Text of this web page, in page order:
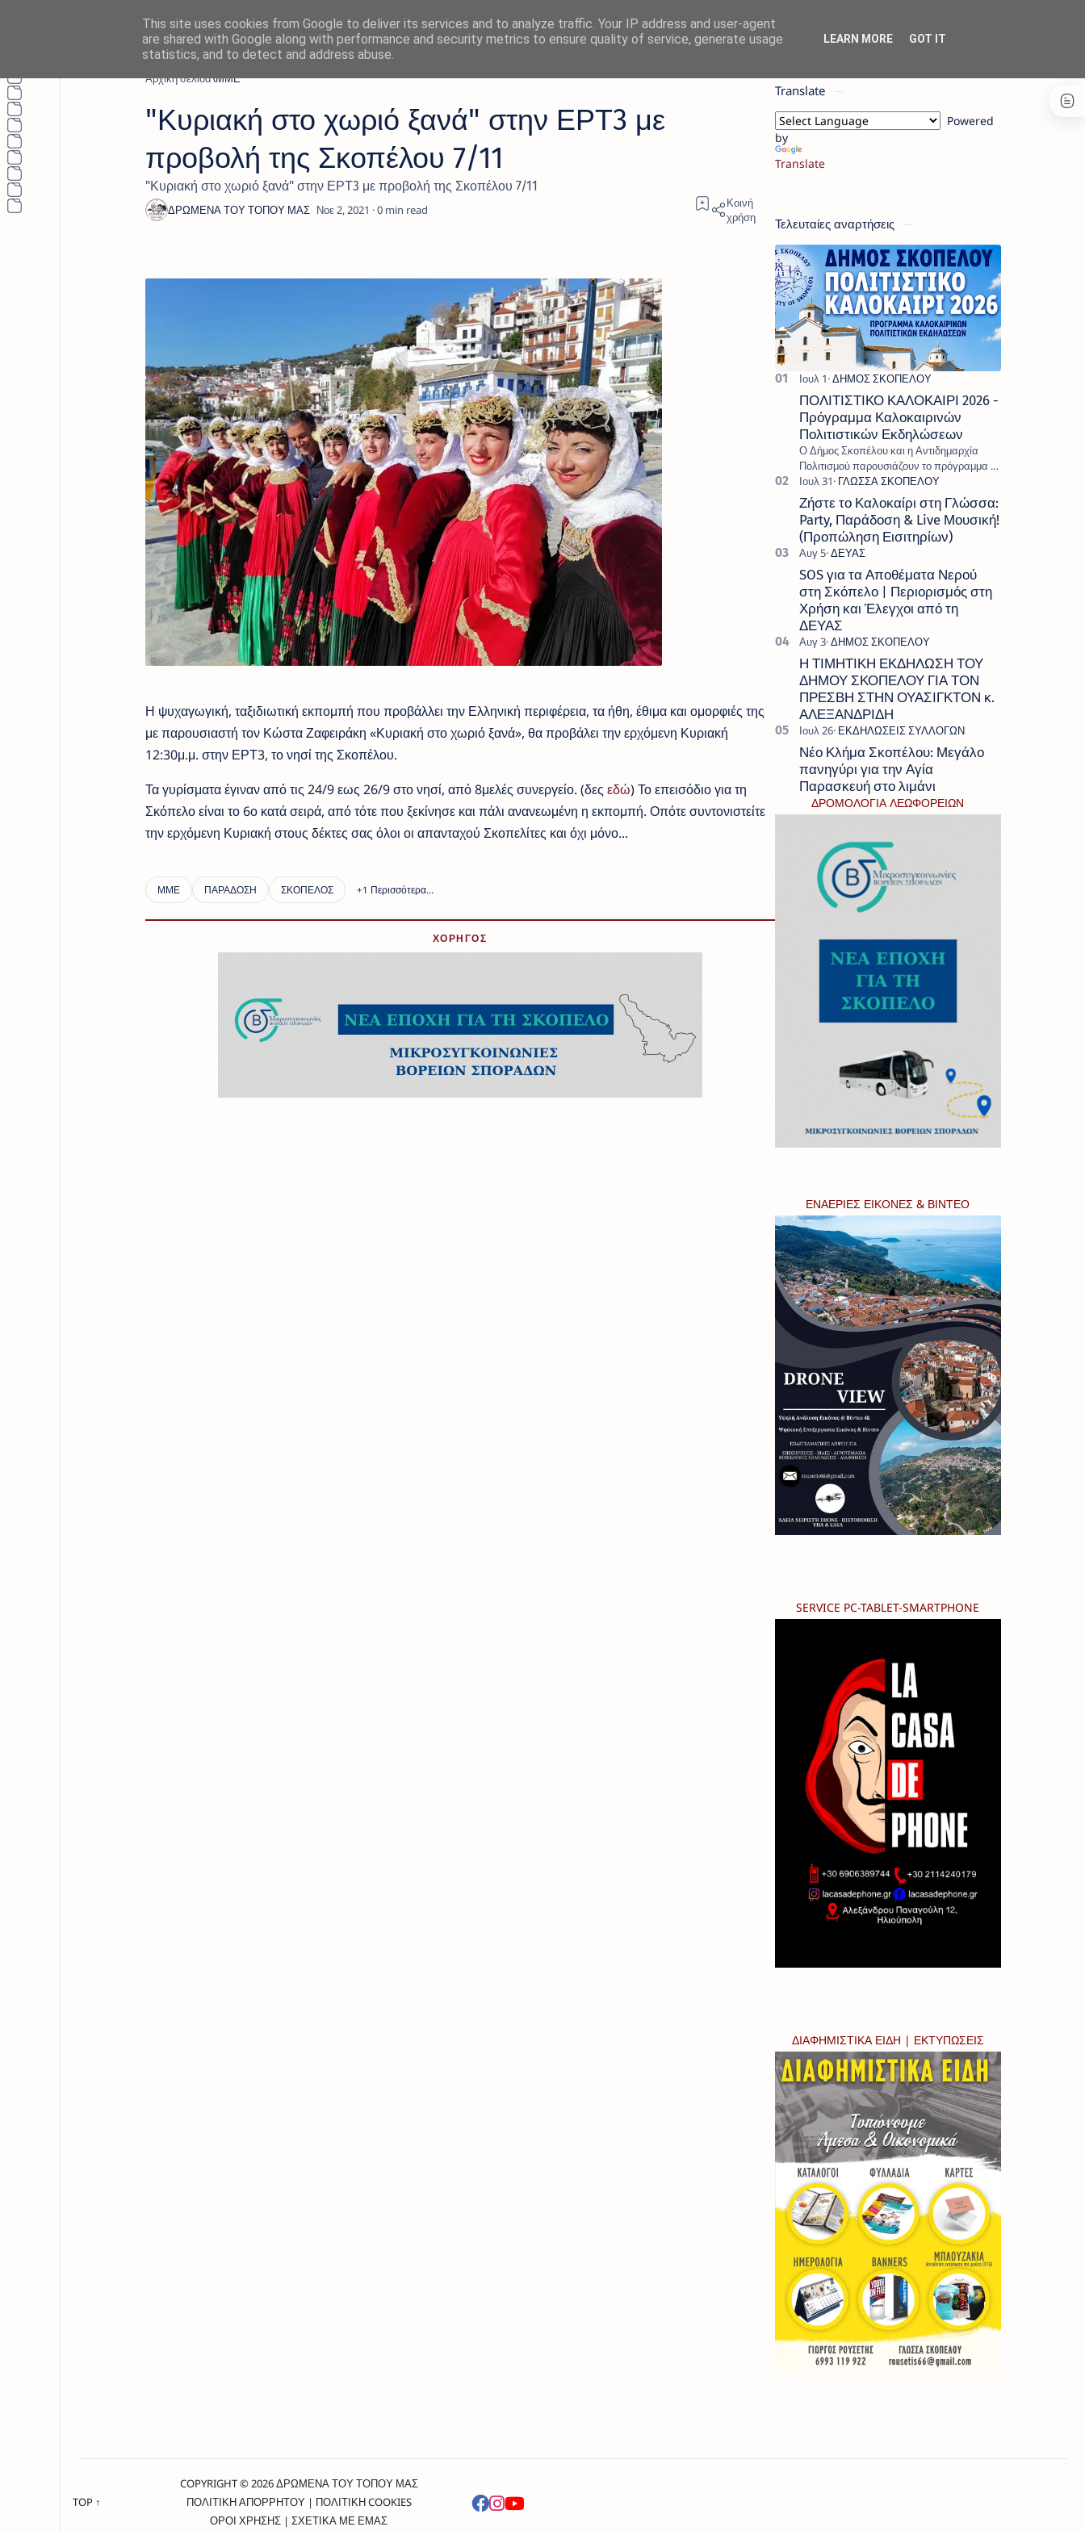
Αρχική σελίδα ΜΜΕ
"Κυριακή στο χωριό ξανά" στην ΕΡΤ3 με
προβολή της Σκοπέλου 7/11
"Κυριακή στο χωριό ξανά" στην ΕΡΤ3 με προβολή της Σκοπέλου 7/11
0
Η ψυχαγωγική, ταξιδιωτική εκπομπή που προβάλλει την Ελληνική περιφέρεια, τα ήθη, έθιμα και ομορφιές της
με παρουσιαστή τον Κώστα Ζαφειράκη «Κυριακή στο χωριό ξανά», θα προβάλει την ερχόμενη Κυριακή
12:30μ.μ. στην ΕΡΤ3, το νησί της Σκοπέλου.
Τα γυρίσματα έγιναν από τις 24/9 εως 26/9 στο νησί, από 8μελές συνεργείο. (δες εδώ) Το επεισόδιο για τη
Σκόπελο είναι το 6ο κατά σειρά, από τότε που ξεκίνησε και πάλι ανανεωμένη η εκπομπή. Οπότε συντονιστείτε
την ερχόμενη Κυριακή στους δέκτες σας όλοι οι απανταχού Σκοπελίτες και όχι μόνο...
ΧΟΡΗΓΟΣ
Translate
Powered
by
Translate
Τελευταίες αναρτήσεις
ΠΟΛΙΤΙΣΤΙΚΟ ΚΑΛΟΚΑΙΡΙ 2026 -
Πρόγραμμα Καλοκαιρινών
Πολιτιστικών Εκδηλώσεων
Ο Δήμος Σκοπέλου και η Αντιδημαρχία
Πολιτισμού παρουσιάζουν το πρόγραμμα «
Πολιτιστικό Καλοκαίρι 2026 », ένα πλούσιο
και πολυσυλλεκτικό πρόγραμμα εκδ…
Ζήστε το Καλοκαίρι στη Γλώσσα:
Party, Παράδοση & Live Μουσική!
(Προπώληση Εισιτηρίων)
SOS για τα Αποθέματα Νερού
στη Σκόπελο | Περιορισμός στη
Χρήση και Έλεγχοι από τη
ΔΕΥΑΣ
Η ΤΙΜΗΤΙΚΗ ΕΚΔΗΛΩΣΗ ΤΟΥ
ΔΗΜΟΥ ΣΚΟΠΕΛΟΥ ΓΙΑ ΤΟΝ
ΠΡΕΣΒΗ ΣΤΗΝ ΟΥΑΣΙΓΚΤΟΝ κ.
ΑΛΕΞΑΝΔΡΙΔΗ
Νέο Κλήμα Σκοπέλου: Μεγάλο
πανηγύρι για την Αγία
Παρασκευή στο λιμάνι
ΔΡΟΜΟΛΟΓΙΑ ΛΕΩΦΟΡΕΙΩΝ
ΕΝΑΕΡΙΕΣ ΕΙΚΟΝΕΣ & ΒΙΝΤΕΟ
SERVICE PC-TABLET-SMARTPHONE
ΔΙΑΦΗΜΙΣΤΙΚΑ ΕΙΔΗ | ΕΚΤΥΠΩΣΕΙΣ
TOP ↑
COPYRIGHT © 2026 ΔΡΩΜΕΝΑ ΤΟΥ ΤΟΠΟΥ ΜΑΣ
ΠΟΛΙΤΙΚΗ ΑΠΟΡΡΗΤΟΥ| ΠΟΛΙΤΙΚΗ COOKIES
ΟΡΟΙ ΧΡΗΣΗΣ | ΣΧΕΤΙΚΑ ΜΕ ΕΜΑΣ
This site uses cookies from Google to deliver its services and to analyze traffic. Your IP address and user-agent
are shared with Google along with performance and security metrics to ensure quality of service, generate usage
statistics, and to detect and address abuse.
LEARN MORE GOT IT